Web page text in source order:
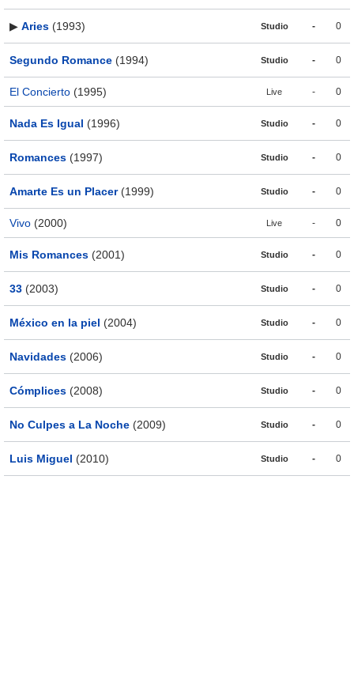
▶ Aries (1993) Studio - 0
Segundo Romance (1994) Studio - 0
El Concierto (1995) Live - 0
Nada Es Igual (1996) Studio - 0
Romances (1997) Studio - 0
Amarte Es un Placer(1999) Studio - 0
Vivo (2000) Live - 0
Mis Romances (2001) Studio - 0
33 (2003) Studio - 0
México en la piel (2004) Studio - 0
Navidades (2006) Studio - 0
Cómplices (2008) Studio - 0
No Culpes a La Noche (2009) Studio - 0
Luis Miguel (2010) Studio - 0